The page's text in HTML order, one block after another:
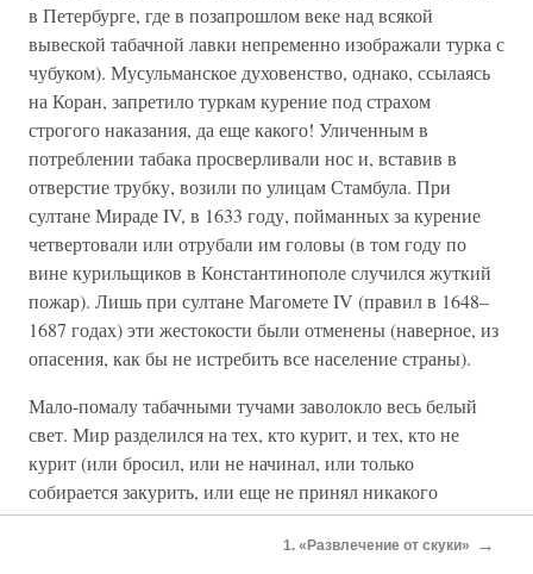
в Петербурге, где в позапрошлом веке над всякой
вывеской табачной лавки непременно изображали турка с
чубуком). Мусульманское духовенство, однако, ссылаясь
на Коран, запретило туркам курение под страхом
строгого наказания, да еще какого! Уличенным в
потреблении табака просверливали нос и, вставив в
отверстие трубку, возили по улицам Стамбула. При
султане Мираде IV, в 1633 году, пойманных за курение
четвертовали или отрубали им головы (в том году по
вине курильщиков в Константинополе случился жуткий
пожар). Лишь при султане Магомете IV (правил в 1648–
1687 годах) эти жестокости были отменены (наверное, из
опасения, как бы не истребить все население страны).
Мало-помалу табачными тучами заволокло весь белый
свет. Мир разделился на тех, кто курит, и тех, кто не
курит (или бросил, или не начинал, или только
собирается закурить, или еще не принял никакого
решения на этот счет, или отошел в мир иной, или
вообще не появился на белый свет, а потому ничего не
1. «Развлечение от скуки» →